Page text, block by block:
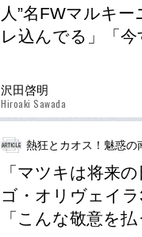
人”名FWマルキ
レ込んでる」「
沢田啓明
Hiroaki Sawada
熱狂とカオス！魅惑の
「マツキは将来
ゴ・オリヴェイ
「こんな敬意を